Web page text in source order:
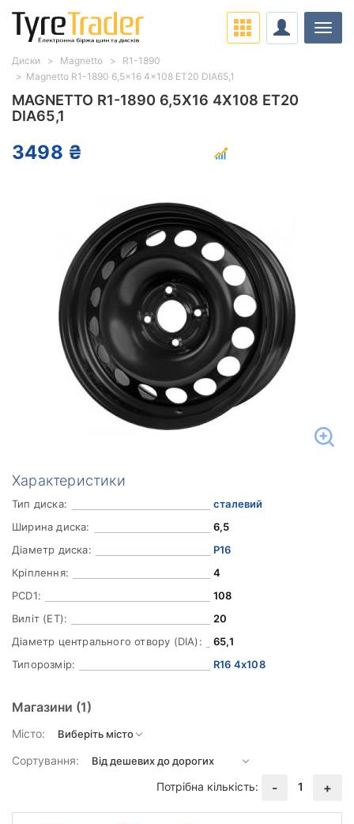
MAGNETTO R1-1890 6,5X16 4X108 ET20
DIA65,1
3498 ₴
Характеристики
Тип диска:
сталевий
Ширина диска:
6,5
Діаметр диска:
Р16
Кріплення:
4
PCD1:
108
Виліт (ET):
20
Діаметр центрального отвору (DIA):
65,1
Типорозмір:
R16 4x108
Магазини (1)
Місто:
Сортування:
Потрібна кількість:
- 1 +
Диски Magnetto
R1-1890
Magnetto R1-1890 6,5x16 4x108 ET20 DIA65,1